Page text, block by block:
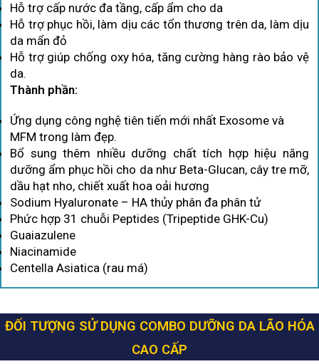
Hỗ trợ cấp nước đa tầng, cấp ẩm cho da
Hỗ trợ phục hồi, làm dịu các tổn thương trên da, làm dịu
da mẩn đỏ
Hỗ trợ giúp chống oxy hóa, tăng cường hàng rào bảo vệ
da.
Thành phần:
Ứng dụng công nghệ tiên tiến mới nhất Exosome và
MFM trong làm đẹp.
Bổ sung thêm nhiều dưỡng chất tích hợp hiệu năng
dưỡng ẩm phục hồi cho da như Beta-Glucan, cây tre mỡ,
dầu hạt nho, chiết xuất hoa oải hương
Sodium Hyaluronate – HA thủy phân đa phân tử
Phức hợp 31 chuỗi Peptides (Tripeptide GHK-Cu)
Guaiazulene
Niacinamide
Centella Asiatica (rau má)
ĐỐI TƯỢNG SỬ DỤNG COMBO DƯỠNG DA LÃO HÓA
CAO CẤP